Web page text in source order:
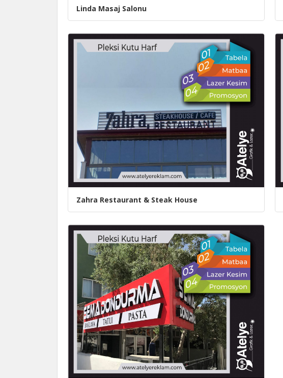
Linda Masaj Salonu
Zahra Restaurant & Steak House